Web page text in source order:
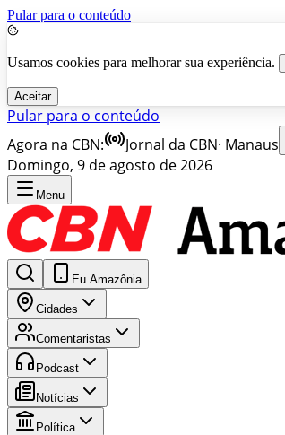
Pular para o conteúdo
Usamos cookies para melhorar sua experiência.
Aceitar
Pular para o conteúdo
Agora na CBN:
Jornal da CBN· Manaus
Domingo, 9 de agosto de 2026
Menu
Eu Amazônia
Cidades
Comentaristas
Podcast
Notícias
Política